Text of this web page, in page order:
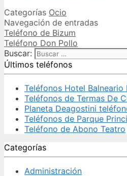
Categorías Ocio
Navegación de entradas
Teléfono de Bizum
Teléfono Don Pollo
Buscar:
Últimos teléfonos
Teléfonos Hotel Balneario
Teléfonos de Termas De
Planeta Deagostini
Teléfonos de Parque
Teléfono de Abono Teatro
Categorías
Administración